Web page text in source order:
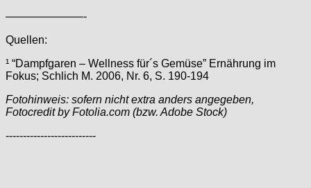
———————-
Quellen:
¹ “Dampfgaren – Wellness für´s Gemüse” Ernährung im
Fokus; Schlich M. 2006, Nr. 6, S. 190-194
Fotohinweis: sofern nicht extra anders angegeben,
Fotocredit by Fotolia.com (bzw. Adobe Stock)
--------------------------